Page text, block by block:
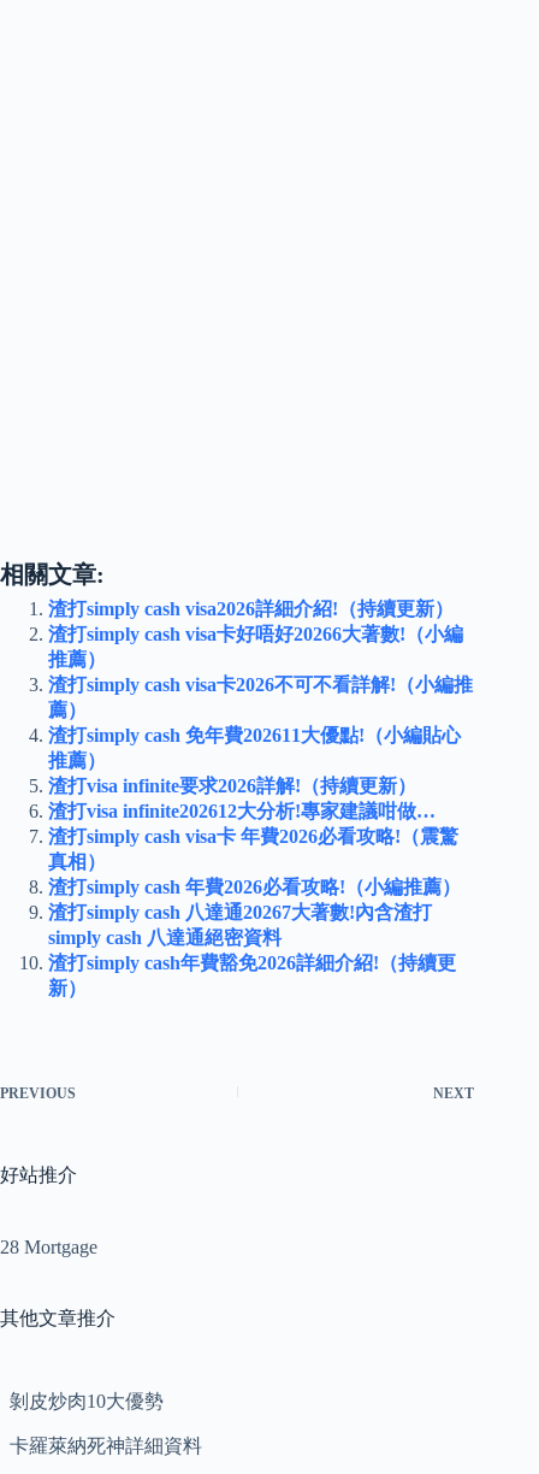
相關文章:
渣打simply cash visa2026詳細介紹!（持續更新）
渣打simply cash visa卡好唔好20266大著數!（小編
推薦）
渣打simply cash visa卡2026不可不看詳解!（小編推
薦）
渣打simply cash 免年費202611大優點!（小編貼心
推薦）
渣打visa infinite要求2026詳解!（持續更新）
渣打visa infinite202612大分析!專家建議咁做…
渣打simply cash visa卡 年費2026必看攻略!（震驚
真相）
渣打simply cash 年費2026必看攻略!（小編推薦）
渣打simply cash 八達通20267大著數!內含渣打
simply cash 八達通絕密資料
渣打simply cash年費豁免2026詳細介紹!（持續更
新）
PREVIOUS NEXT
好站推介
28 Mortgage
其他文章推介
剝皮炒肉10大優勢
卡羅萊納死神詳細資料